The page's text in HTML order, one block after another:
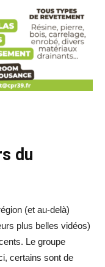
du
(et au-delà)
plus belles vidéos)
Le groupe
certains sont de